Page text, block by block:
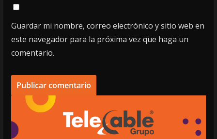
Guardar mi nombre, correo electrónico y sitio web en
este navegador para la próxima vez que haga un
comentario.